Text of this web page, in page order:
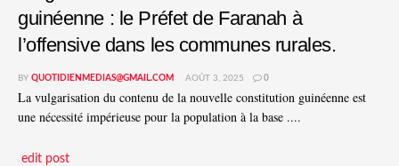
guinéenne : le Préfet de Faranah à
l’offensive dans les communes rurales.
BY QUOTIDIENMEDIAS@GMAIL.COM AOÛT 3, 2025 0
La vulgarisation du contenu de la nouvelle constitution guinéenne est
une nécessité impérieuse pour la population à la base ....
edit post